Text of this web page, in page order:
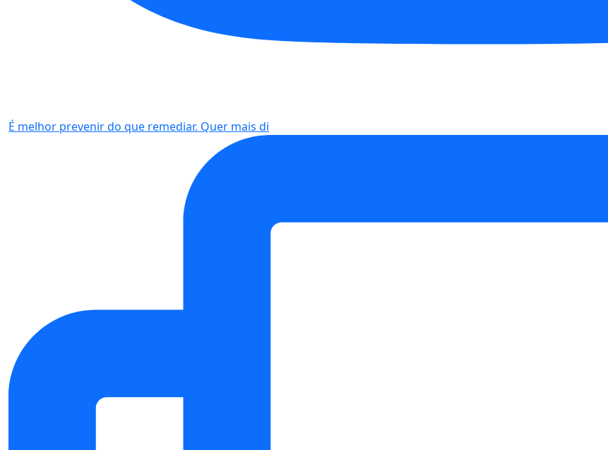
É melhor prevenir do que remediar. Quer mais di